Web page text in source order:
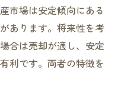
市場は安定傾向にある
あります。将来性を考
合は売却が適し、安定
利です。両者の特徴を